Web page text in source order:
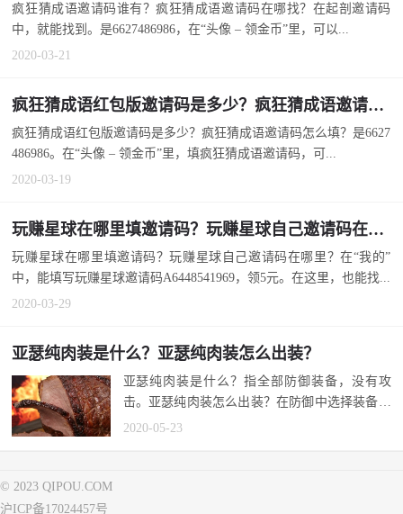
疯狂猜成语邀请码谁有？疯狂猜成语邀请码在哪找？在起剖邀请码
中，就能找到。是6627486986，在“头像 – 领金币”里，可以...
2020-03-21
疯狂猜成语红包版邀请码是多少？疯狂猜成语邀请码怎么填？
疯狂猜成语红包版邀请码是多少？疯狂猜成语邀请码怎么填？是6627
486986。在“头像 – 领金币”里，填疯狂猜成语邀请码，可...
2020-03-19
玩赚星球在哪里填邀请码？玩赚星球自己邀请码在哪里？
玩赚星球在哪里填邀请码？玩赚星球自己邀请码在哪里？在“我的”
中，能填写玩赚星球邀请码A6448541969，领5元。在这里，也能找...
2020-03-29
亚瑟纯肉装是什么？亚瑟纯肉装怎么出装？
亚瑟纯肉装是什么？指全部防御装备，没有攻
击。亚瑟纯肉装怎么出装？在防御中选择装备。
怕麻烦，也可以参考国服第一亚瑟最强...
2020-05-23
© 2023 QIPOU.COM
沪ICP备17024457号